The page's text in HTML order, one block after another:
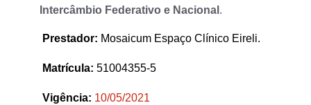
Intercâmbio Federativo e Nacional .
Prestador: Mosaicum Espaço Clínico Eireli.
Matrícula: 51004355-5
Vigência: 10/05/2021